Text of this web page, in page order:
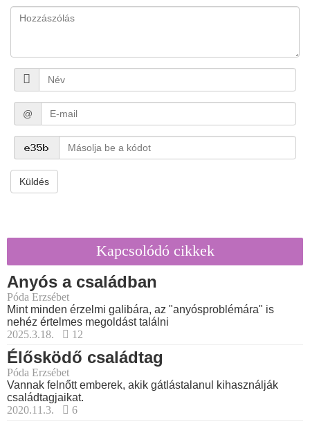
@
Küldés
Kapcsolódó cikkek
Anyós a családban
Póda Erzsébet
Mint minden érzelmi galibára, az "anyósproblémára" is
nehéz értelmes megoldást találni
2025.3.18.
12
Élősködő családtag
Póda Erzsébet
Vannak felnőtt emberek, akik gátlástalanul kihasználják
családtagjaikat.
2020.11.3.
6